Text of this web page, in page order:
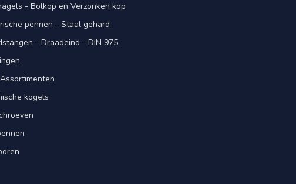
- Bolkop en Verzonken kop
pennen - Staal gehard
- Draadeind - DIN 975
kogels